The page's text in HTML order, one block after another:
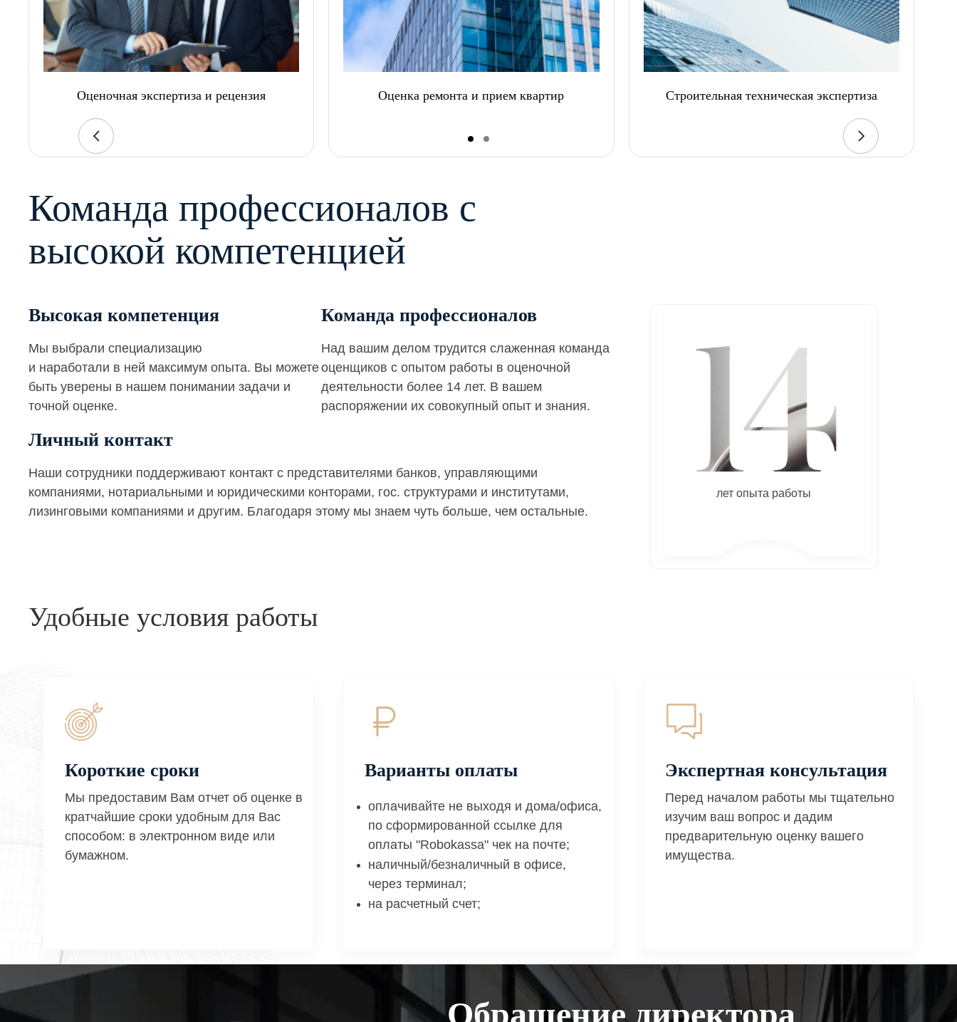
Оценочная экспертиза и рецензия Оценка ремонта и прием квартир Строительная техническая экспертиза
Команда профессионалов с
высокой компетенцией
Высокая компетенция
Мы выбрали специализацию
и наработали в ней максимум опыта. Вы можете
быть уверены в нашем понимании задачи и
точной оценке.
Команда профессионалов
Над вашим делом трудится слаженная команда
оценщиков с опытом работы в оценочной
деятельности более 14 лет. В вашем
распоряжении их совокупный опыт и знания.
Личный контакт
Наши сотрудники поддерживают контакт с представителями банков, управляющими
компаниями, нотариальными и юридическими конторами, гос. структурами и институтами,
лизинговыми компаниями и другим. Благодаря этому мы знаем чуть больше, чем остальные.
лет опыта работы
Удобные условия работы
Короткие сроки
Мы предоставим Вам отчет об оценке в
кратчайшие сроки удобным для Вас
способом: в электронном виде или
бумажном.
Варианты оплаты
оплачивайте не выходя и дома/офиса,
по сформированной ссылке для
оплаты "Robokassa" чек на почте;
наличный/безналичный в офисе,
через терминал;
на расчетный счет;
Экспертная консультация
Перед началом работы мы тщательно
изучим ваш вопрос и дадим
предварительную оценку вашего
имущества.
Обращение директора